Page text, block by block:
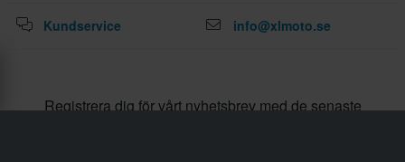
Kundservice info@xlmoto.se
Registrera dig för vårt nyhetsbrev med de senaste